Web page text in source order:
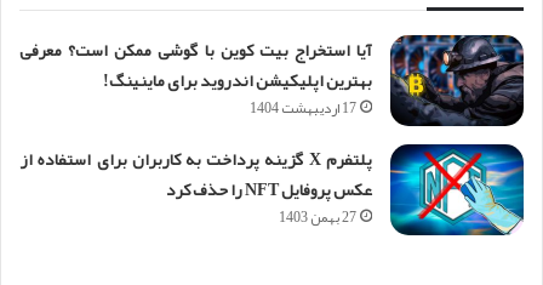
آیا استخراج بیت کوین با گوشی ممکن است؟ معرفی
بهترین اپلیکیشن اندروید برای ماینینگ!
17 اردیبهشت 1404
پلتفرم X گزینه پرداخت به کاربران برای استفاده از
عکس پروفایل NFT را حذف کرد
27 بهمن 1403